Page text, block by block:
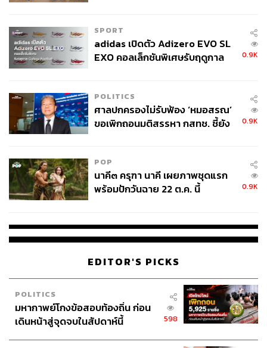
SPORT
adidas เปิดตัว Adizero EVO SL
EXO คอลเล็กชันพิเศษรับฤดูกาล
0.9K
POLITICS
ศาลปกครองไม่รับฟ้อง ‘หมอสรณ’
ขอเพิกถอนมติสรรหา กสทช. ชี้ยัง
0.9K
POP
นาคี๓ ครุฑา นาคี เผยภาพชุดแรก
พร้อมปักวันฉาย 22 ต.ค. นี้
0.9K
EDITOR'S PICKS
POLITICS
มหากาพย์โกงข้อสอบท้องถิ่น ก่อน
เดินหน้าสู่จุดจบในสัปดาห์นี้
598